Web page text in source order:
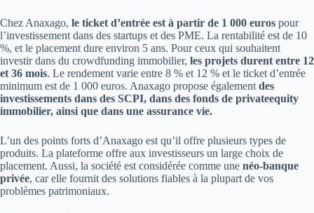
Chez Anaxago, le ticket d’entrée est à partir de 1 000 euros pour
l’investissement dans des startups et des PME. La rentabilité est de 10
%, et le placement dure environ 5 ans. Pour ceux qui souhaitent
investir dans du crowdfunding immobilier, les projets durent entre 12
et 36 mois. Le rendement varie entre 8 % et 12 % et le ticket d’entrée
minimum est de 1 000 euros. Anaxago propose également des
investissements dans des SCPI, dans des fonds de privateequity
immobilier, ainsi que dans une assurance vie.
L’un des points forts d’Anaxago est qu’il offre plusieurs types de
produits. La plateforme offre aux investisseurs un large choix de
placement. Aussi, la société est considérée comme une néo-banque
privée, car elle fournit des solutions fiables à la plupart de vos
problèmes patrimoniaux.